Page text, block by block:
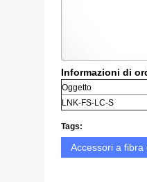
Informazioni di
Oggetto
LNK-FS-LC-S
Tags:
Accessori a fibra